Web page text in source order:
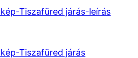
Tiszafüred járás-leírás
Tiszafüred járás